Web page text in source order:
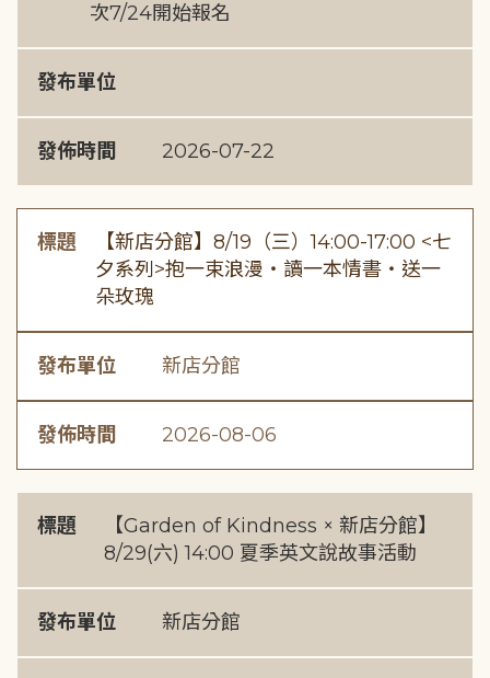
次7/24開始報名
發布單位
發佈時間 2026-07-22
標題
【新店分館】8/19（三）14:00-17:00 <七
夕系列>抱一束浪漫・讀一本情書・送一
朵玫瑰
發布單位 新店分館
發佈時間 2026-08-06
標題
【Garden of Kindness × 新店分館】
8/29(六) 14:00 夏季英文說故事活動
發布單位 新店分館